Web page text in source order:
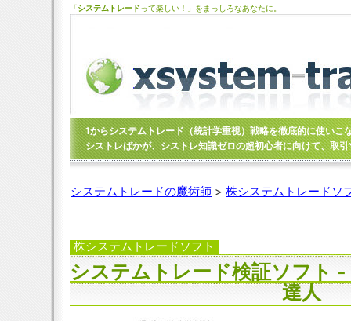
「システムトレードって楽しい！」をまっしろなあなたに。
1からシステムトレード（統計学重視）戦略を徹底的に使い
シストレばかが、シストレ知識ゼロの超初心者に向けて、取
システムトレードの魔術師 > 株システムトレードソ
株システムトレードソフト
システムトレード検証ソフト
達人